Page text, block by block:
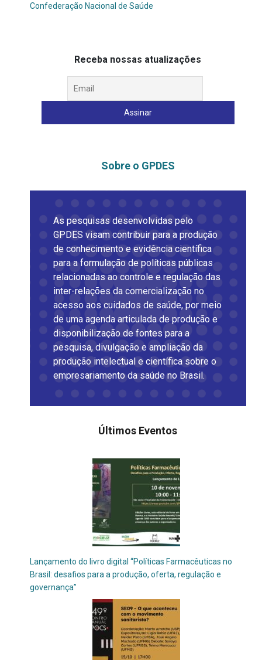
Confederação Nacional de Saúde
Receba nossas atualizações
Sobre o GPDES
As pesquisas desenvolvidas pelo
GPDES visam contribuir para a produção
de conhecimento e evidência científica
para a formulação de políticas públicas
relacionadas ao controle e regulação das
inter-relações da comercialização no
acesso aos cuidados de saúde, por meio
de uma agenda articulada de produção e
disponibilização de fontes para a
pesquisa, divulgação e ampliação da
produção intelectual e científica sobre o
empresariamento da saúde no Brasil.
Últimos Eventos
Lançamento do livro digital “Políticas Farmacêuticas no
Brasil: desafios para a produção, oferta, regulação e
governança”